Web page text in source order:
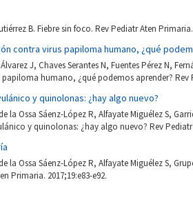
B. Fiebre sin foco. Rev Pediatr Aten Primaria.
contra virus papiloma humano, ¿qué
J, Chaves Serantes N, Fuentes Pérez N,
humano, ¿qué podemos aprender? Rev
y quinolonas: ¿hay algo nuevo?
la Ossa Sáenz-López R, Alfayate Miguélez S,
y quinolonas: ¿hay algo nuevo? Rev Pediatr
la Ossa Sáenz-López R, Alfayate Miguélez S,
Primaria. 2017;19:e83-e92.